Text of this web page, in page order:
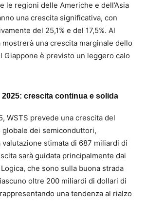
le regioni delle Americhe e dell’Asia
una crescita significativa, con
del 25,1% e del 17,5%. Al
mostrerà una crescita marginale dello
Giappone è previsto un leggero calo
2025: crescita continua e solida
WSTS prevede una crescita del
globale dei semiconduttori,
stimata di 687 miliardi di
sarà guidata principalmente dai
che sono sulla buona strada
oltre 200 miliardi di dollari di
una tendenza al rialzo